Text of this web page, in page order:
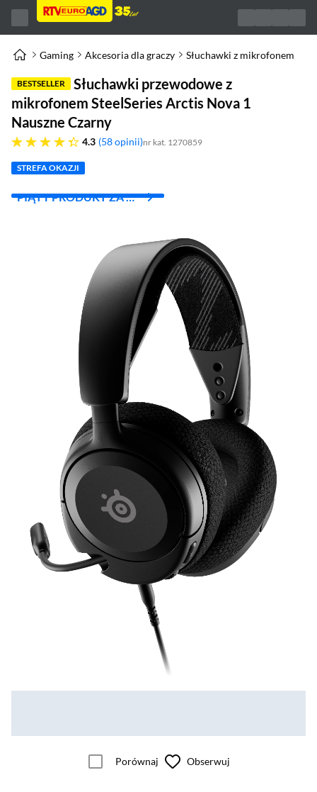
Gaming Akcesoria dla graczy Słuchawki z mikrofonem
BESTSELLER
Słuchawki przewodowe z
mikrofonem SteelSeries Arctis Nova 1
Nauszne Czarny
4.3
4.3 gwiazdek 58 opinii nr kat. 1270859
STREFA OKAZJI
PIĄTY PRODUKT ZA 1
Porównaj Obserwuj